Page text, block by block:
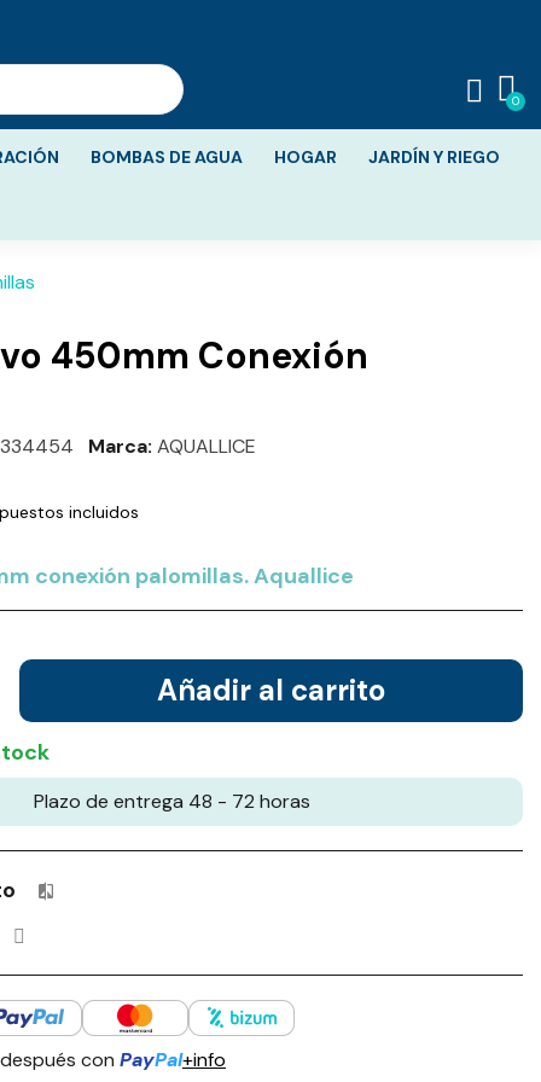
BOMBAS DE AGUA HOGAR JARDÍN Y RIEGO
450mm Conexión
Marca AQUALLICE
incluidos
conexión palomillas. Aquallice
Añadir al carrito
Plazo de entrega 48 - 72 horas
Productos incluidos en tu lista de comparación: 0 / 4
con PayPal+info